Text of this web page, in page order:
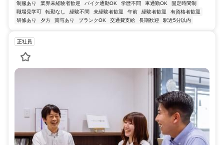
制服あり 業界未経験者歓迎 バイク通勤OK 学歴不問 車通勤OK
固定時間制
職場見学可
転勤なし 経験不問 未経験者歓迎 午前 経験者歓迎
有資格者歓迎
研修あり
夕方 賞与あり ブランクOK 交通費支給 長期歓迎 駅近5分以内
正社員